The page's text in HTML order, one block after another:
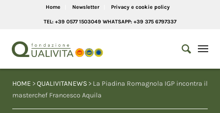
Home Newsletter Privacy e cookie policy
TEL: +39 0577 1503049 WHATSAPP: +39 375 6797337
HOME >QUALIVITANEWS > La Piadina Romagnola IGP incontra il
masterchef Francesco Aquila